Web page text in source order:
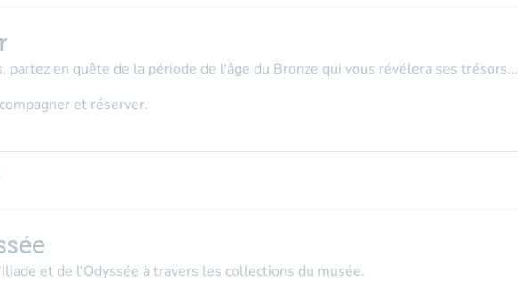
en quête de la période de l'âge du Bronze qui vous révélera ses trésors...
et réserver.
et de l'Odyssée à travers les collections du musée.